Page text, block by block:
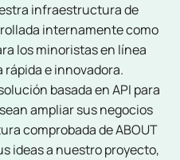
infraestructura de
internamente como
los minoristas en línea
e innovadora.
basada en API para
ampliar sus negocios
comprobada de ABOUT
ideas a nuestro proyecto,